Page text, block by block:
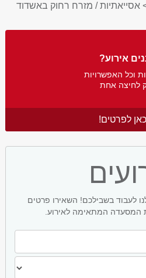
אסייאתיות / מזרח רחוק באשדוד
אירוע?
וכל האפשרויות
לחיצה אחת
לפרטים!
לעבוד בשבילכם! השאירו פרטים
המסעדה המתאימה לאירוע.